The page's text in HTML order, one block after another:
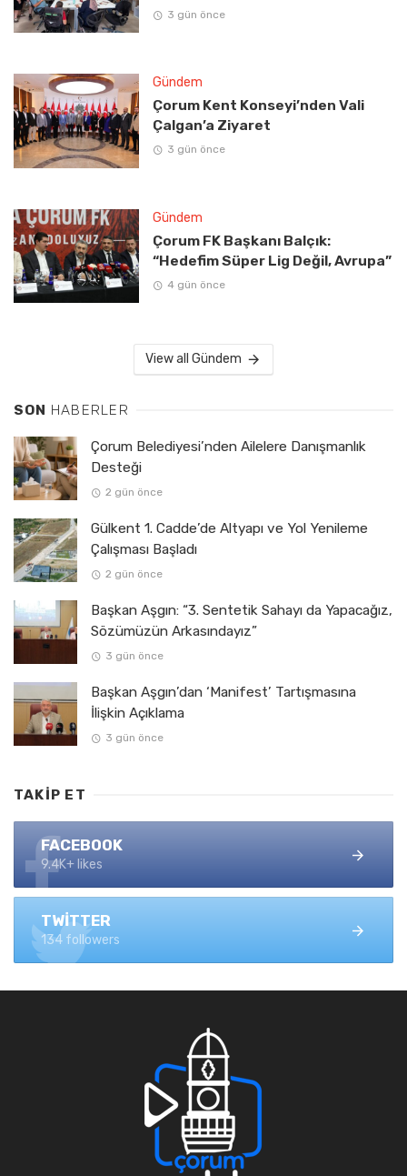
3 gün önce
Gündem
Çorum Kent Konseyi’nden Vali
Çalgan’a Ziyaret
3 gün önce
Gündem
Çorum FK Başkanı Balçık:
“Hedefim Süper Lig Değil, Avrupa”
4 gün önce
View all Gündem
SON HABERLER
Çorum Belediyesi’nden Ailelere Danışmanlık
Desteği
2 gün önce
Gülkent 1. Cadde’de Altyapı ve Yol Yenileme
Çalışması Başladı
2 gün önce
Başkan Aşgın: “3. Sentetik Sahayı da Yapacağız,
Sözümüzün Arkasındayız”
3 gün önce
Başkan Aşgın’dan ‘Manifest’ Tartışmasına
İlişkin Açıklama
3 gün önce
TAKIP ET
FACEBOOK
9.4K+ likes
TWITTER
134 followers